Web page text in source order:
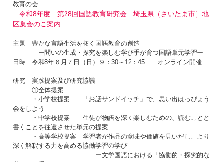
教育の会
令和8年度 第28回国語教育研究会 埼玉県（さいたま市）地
区集会のご案内
主題 豊かな言語生活を拓く国語教育の創造
ー問いの生成・探究を楽しむ学び手が育つ国語単元学習ー
日時 令和8年６月７日（日）９：30～12：45 オンライン開催
研究 実践提案及び研究協議
①全体提案
・小学校提案 「お話サンドイッチ」で、思い出はっぴょう
会をしよう
・中学校提案 生徒が物語を深く楽しむための、読むことと
書くことを往還させた単元の提案
・高等学校提案 学習者が作品の意味や価値を見いだし、より
深く解釈する力を高める協働学習の学び
ー文学国語における「協働的・探究的な